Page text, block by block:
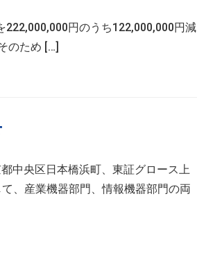
円のうち122,000,000円減
のため […]
中央区日本橋浜町、東証グロース上
、産業機器部門、情報機器部門の両